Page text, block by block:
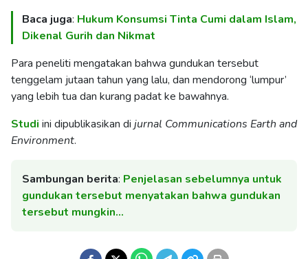
Baca juga: Hukum Konsumsi Tinta Cumi dalam Islam,
Dikenal Gurih dan Nikmat
Para peneliti mengatakan bahwa gundukan tersebut
tenggelam jutaan tahun yang lalu, dan mendorong ‘lumpur’
yang lebih tua dan kurang padat ke bawahnya.
Studi ini dipublikasikan di jurnal Communications Earth and
Environment.
Sambungan berita: Penjelasan sebelumnya untuk
gundukan tersebut menyatakan bahwa gundukan
tersebut mungkin…